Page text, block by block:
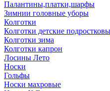
Палантины,платки,шарфы
Зимнии головные уборы
Колготки
Колготки детские
Колготки зима
Колготки капрон
Лосины Лето
Носки
Гольфы
Носки махровые